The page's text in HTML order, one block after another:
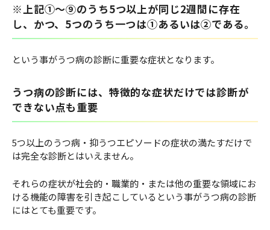
※上記①～⑨のうち5つ以上が同じ2週間に存在
し、かつ、5つのうち一つは①あるいは②である。
という事がうつ病の診断に重要な症状となります。
うつ病の診断には、特徴的な症状だけでは診断が
できない点も重要
5つ以上のうつ病・抑うつエピソードの症状の満たすだけで
は完全な診断とはいえません。
それらの症状が社会的・職業的・または他の重要な領域にお
ける機能の障害を引き起こしているという事がうつ病の診断
にはとても重要です。